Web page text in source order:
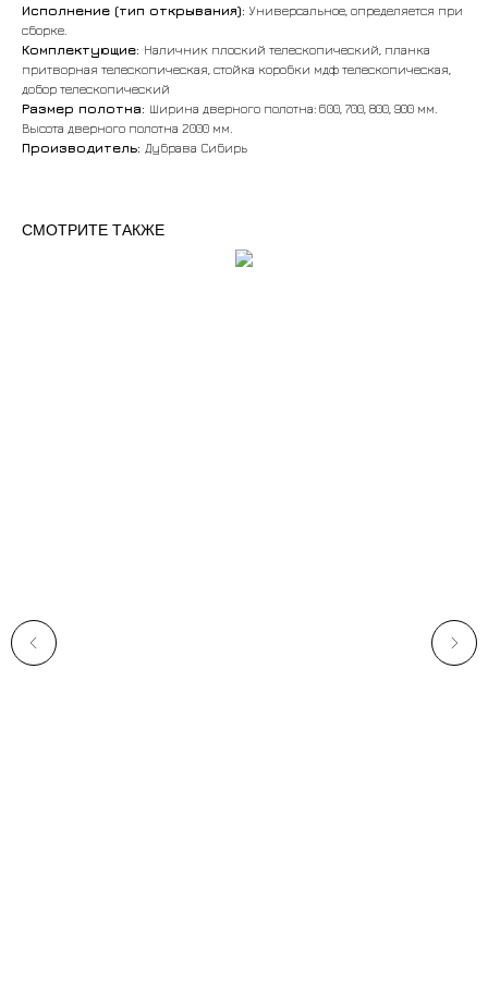
Исполнение (тип открывания): Универсальное, определяется при
сборке.
Комплектующие: Наличник плоский телескопический, планка
притворная телескопическая, стойка коробки мдф телескопическая,
добор телескопический
Размер полотна: Ширина дверного полотна: 600, 700, 800, 900 мм.
Высота дверного полотна 2000 мм.
Производитель: Дубрава Сибирь
СМОТРИТЕ ТАКЖЕ